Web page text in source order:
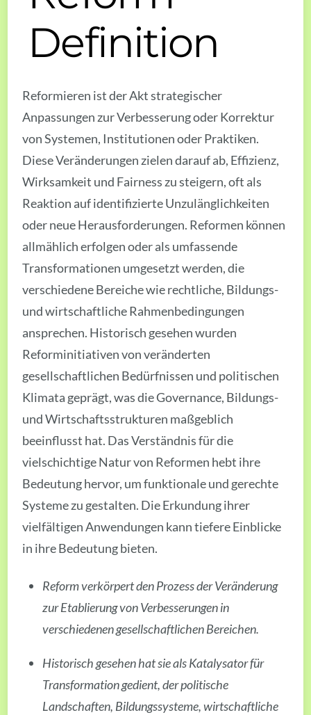
Definition
Reformieren ist der Akt strategischer
Anpassungen zur Verbesserung oder Korrektur
von Systemen, Institutionen oder Praktiken.
Diese Veränderungen zielen darauf ab, Effizienz,
Wirksamkeit und Fairness zu steigern, oft als
Reaktion auf identifizierte Unzulänglichkeiten
oder neue Herausforderungen. Reformen können
allmählich erfolgen oder als umfassende
Transformationen umgesetzt werden, die
verschiedene Bereiche wie rechtliche, Bildungs-
und wirtschaftliche Rahmenbedingungen
ansprechen. Historisch gesehen wurden
Reforminitiativen von veränderten
gesellschaftlichen Bedürfnissen und politischen
Klimata geprägt, was die Governance, Bildungs-
und Wirtschaftsstrukturen maßgeblich
beeinflusst hat. Das Verständnis für die
vielschichtige Natur von Reformen hebt ihre
Bedeutung hervor, um funktionale und gerechte
Systeme zu gestalten. Die Erkundung ihrer
vielfältigen Anwendungen kann tiefere Einblicke
in ihre Bedeutung bieten.
Reform verkörpert den Prozess der Veränderung
zur Etablierung von Verbesserungen in
verschiedenen gesellschaftlichen Bereichen.
Historisch gesehen hat sie als Katalysator für
Transformation gedient, der politische
Landschaften, Bildungssysteme, wirtschaftliche